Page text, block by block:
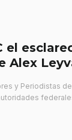
el
Alex
y Periodistas